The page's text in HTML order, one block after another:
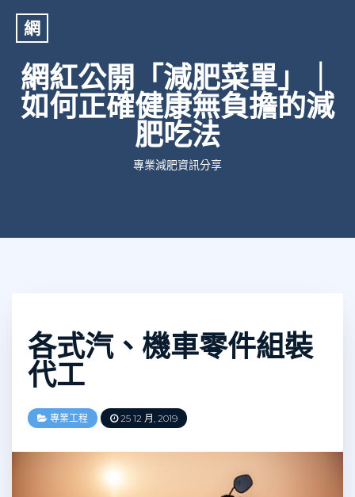
網
網紅公開「減肥菜單」｜
如何正確健康無負擔的減
肥吃法
專業減肥資訊分享
各式汽、機車零件組裝
代工
專業工程 25 12 月, 2019